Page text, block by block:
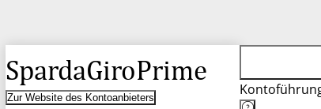
SpardaGiroPrime
Zur Website des Kontoanbieters